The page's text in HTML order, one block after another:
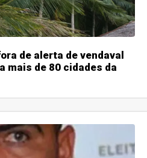
de alerta de vendaval
mais de 80 cidades da